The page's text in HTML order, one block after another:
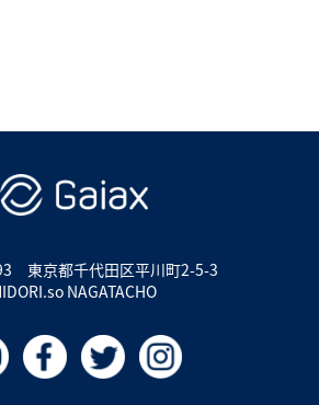
東京都千代田区平川町2-5-3
NAGATACHO